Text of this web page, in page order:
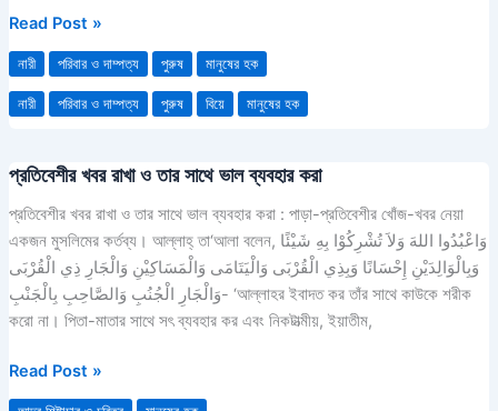
রাখা
Read Post »
নারী পরিবার ও দাম্পত্য পুরুষ মানুষের হক
নারী পরিবার ও দাম্পত্য পুরুষ বিয়ে মানুষের হক
প্রতিবেশীর খবর রাখা ও তার সাথে ভাল ব্যবহার করা
প্রতিবেশীর খবর রাখা ও তার সাথে ভাল ব্যবহার করা : পাড়া-প্রতিবেশীর খোঁজ-খবর নেয়া
একজন মুসলিমের কর্তব্য। আল্লাহ্ তা‘আলা বলেন, وَاعْبُدُوا اللهَ وَلاَ تُشْرِكُوْا بِهِ شَيْئًا
وَبِالْوَالِدَيْنِ إِحْسَانًا وَبِذِي الْقُرْبَى وَالْيَتَامَى وَالْمَسَاكِيْنِ وَالْجَارِ ذِي الْقُرْبَى
وَالْجَارِ الْجُنُبِ وَالصَّاحِبِ بِالْجَنْبِ- ‘আল্লাহর ইবাদত কর তাঁর সাথে কাউকে শরীক
করো না। পিতা-মাতার সাথে সৎ ব্যবহার কর এবং নিকটাত্মীয়, ইয়াতীম,
প্রতিবেশীর
রাখা
তার
সাথে
ব্যবহার
Read Post »